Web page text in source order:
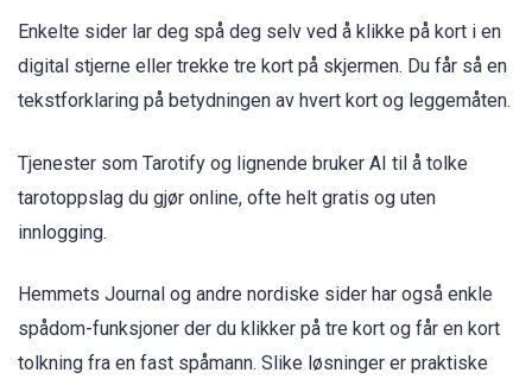
Enkelte sider lar deg spå deg selv ved å klikke på kort i en
digital stjerne eller trekke tre kort på skjermen. Du får så en
tekstforklaring på betydningen av hvert kort og leggemåten.
Tjenester som Tarotify og lignende bruker AI til å tolke
tarotoppslag du gjør online, ofte helt gratis og uten
innlogging.
Hemmets Journal og andre nordiske sider har også enkle
spådom-funksjoner der du klikker på tre kort og får en kort
tolkning fra en fast spåmann. Slike løsninger er praktiske